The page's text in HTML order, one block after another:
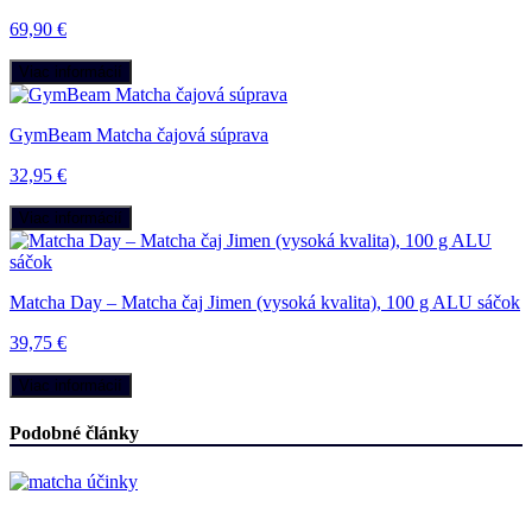
69,90 €
Viac informácií
GymBeam Matcha čajová súprava
32,95 €
Viac informácií
Matcha Day – Matcha čaj Jimen (vysoká kvalita), 100 g ALU sáčok
39,75 €
Viac informácií
Podobné články